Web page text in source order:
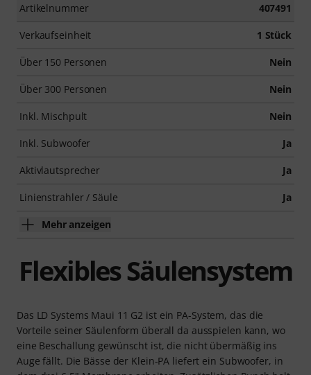
Artikelnummer 407491
Verkaufseinheit 1 Stück
Über 150 Personen Nein
Über 300 Personen Nein
Inkl. Mischpult Nein
Inkl. Subwoofer Ja
Aktivlautsprecher Ja
Linienstrahler / Säule Ja
Mehr anzeigen
Flexibles Säulensystem
Das LD Systems Maui 11 G2 ist ein PA-System, das die
Vorteile seiner Säulenform überall da ausspielen kann, wo
eine Beschallung gewünscht ist, die nicht übermäßig ins
Auge fällt. Die Bässe der Klein-PA liefert ein Subwoofer, in